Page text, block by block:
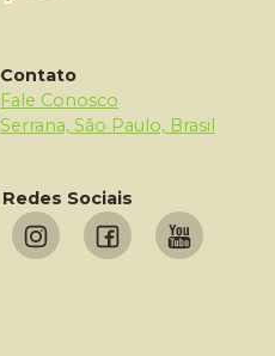
Contato
Fale Conosco
Serrana, São Paulo, Brasil
Redes Sociais